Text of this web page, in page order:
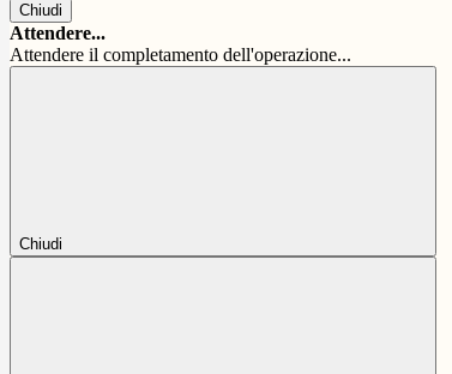
Chiudi
Attendere...
Attendere il completamento dell'operazione...
Chiudi